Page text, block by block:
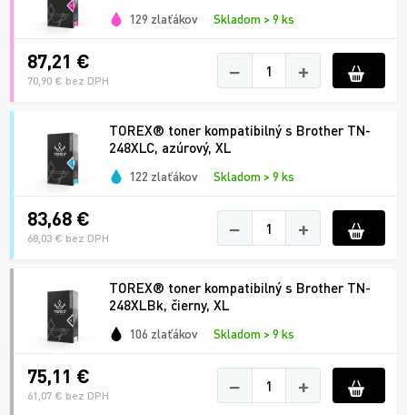
129 zlaťákov Skladom > 9 ks
87,21 €
70,90 € bez DPH − +
TOREX® toner kompatibilný s Brother TN-
248XLC, azúrový, XL
122 zlaťákov Skladom > 9 ks
83,68 €
68,03 € bez DPH − +
TOREX® toner kompatibilný s Brother TN-
248XLBk, čierny, XL
106 zlaťákov Skladom > 9 ks
75,11 €
61,07 € bez DPH − +